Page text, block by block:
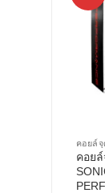
คอยล์
คอยล์